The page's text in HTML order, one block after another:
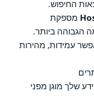
החיפוש.
מספקת
הגבוהה ביותר.
עמידות, מהירות
שלך מוגן מפני